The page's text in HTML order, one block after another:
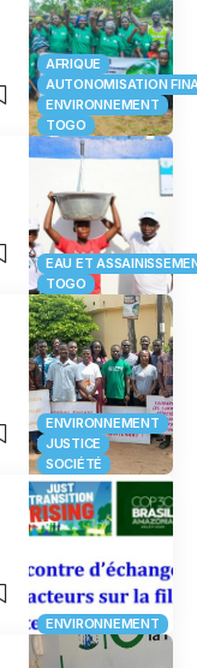
AFRIQUE
AUTONOMISATION
ENVIRONNEMENT
TOGO
EAU ET
TOGO
ENVIRONNEMENT
JUSTICE
SOCIÉTÉ
ENVIRONNEMENT